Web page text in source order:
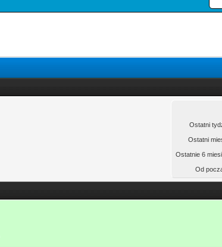
Ostatni
Ostatni
Ostatnie 6
Od